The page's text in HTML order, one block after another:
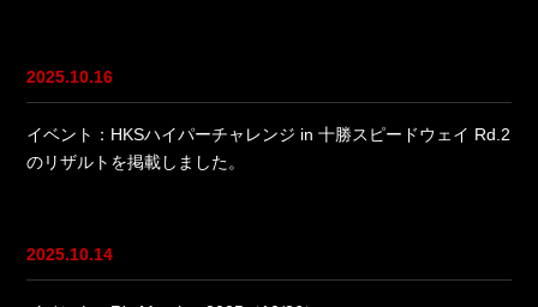
2025.10.16
イベント：HKSハイパーチャレンジ in 十勝スピードウェイ Rd.2
のリザルトを掲載しました。
2025.10.14